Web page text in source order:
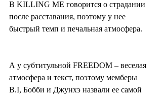
В KILLING ME говорится о страдании
после расставания, поэтому у нее
быстрый темп и печальная атмосфера.
А у субтитульной FREEDOM – веселая
атмосфера и текст, поэтому мемберы
B.I, Бобби и Джунхэ назвали ее самой